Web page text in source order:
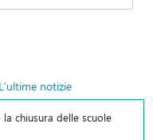
L’ultime notizie
chiusura delle scuole